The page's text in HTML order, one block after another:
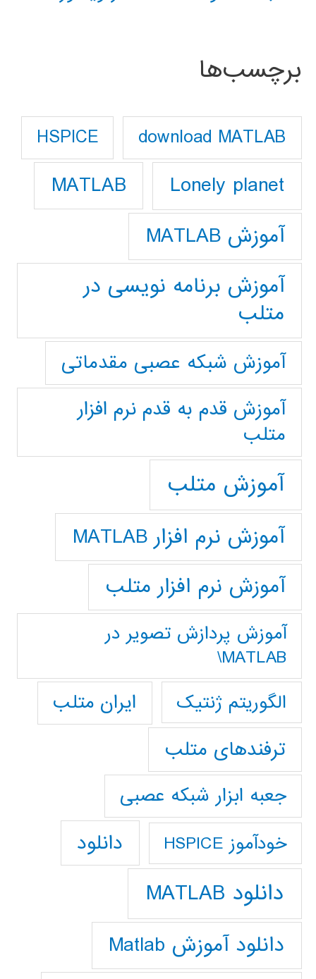
برچسب‌ها
download MATLAB
HSPICE
Lonely planet
MATLAB
آموزش MATLAB
آموزش برنامه نویسی در
متلب
آموزش شبکه عصبی مقدماتی
آموزش قدم به قدم نرم افزار
متلب
آموزش متلب
آموزش نرم افزار MATLAB
آموزش نرم افزار متلب
آموزش پردازش تصوير در
MATLAB\
الگوریتم ژنتیک
ایران متلب
ترفندهای متلب
جعبه ابزار شبکه عصبی
خودآموز HSPICE دانلود
دانلود MATLAB
دانلود آموزش Matlab